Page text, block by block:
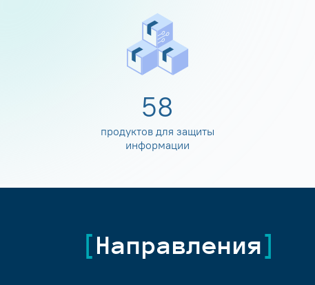
60
продуктов для защиты
информации
Направления